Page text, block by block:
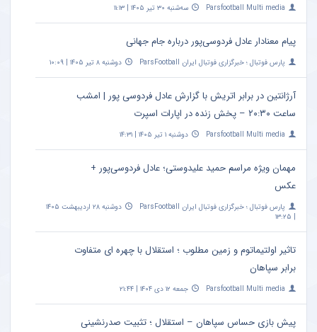
Parsfootball Multi media سه‌شنبه ۳۰ تیر ۱۴۰۵ | ۱۱:۱۳
پیام معنادار عادل فردوسی‌پور درباره جام جهانی
پارس فوتبال ؛ خبرگزاری فوتبال ایران ParsFootball دوشنبه ۸ تیر ۱۴۰۵ | ۱۰:۰۹
آرژانتین در برابر اتریش با گزارش عادل فردوسی پور | امشب
ساعت ۲۰:۳۰ – پخش زنده در اپارات اسپرت
Parsfootball Multi media دوشنبه ۱ تیر ۱۴۰۵ | ۱۴:۳۱
مهمان ویژه مراسم حمید علیدوستی؛ عادل فردوسی‌پور +
عکس
پارس فوتبال ؛ خبرگزاری فوتبال ایران ParsFootball
دوشنبه ۲۸ اردیبهشت ۱۴۰۵
| ۱۳:۲۵
تاثیر اولتیماتوم و زمین مطلوب ؛ استقلال با چهره ای متفاوت
برابر سپاهان
Parsfootball Multi media جمعه ۱۲ دی ۱۴۰۴ | ۲۱:۴۴
پیش بازی حساس سپاهان – استقلال ؛ تثبیت صدرنشینی